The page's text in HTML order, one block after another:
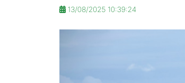
13/08/2025 10:39:24